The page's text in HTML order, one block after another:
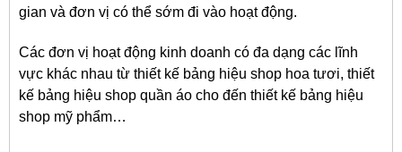
gian và đơn vị có thể sớm đi vào hoạt động.
Các đơn vị hoạt động kinh doanh có đa dạng các lĩnh
vực khác nhau từ thiết kế bảng hiệu shop hoa tươi, thiết
kế bảng hiệu shop quần áo cho đến thiết kế bảng hiệu
shop mỹ phẩm…